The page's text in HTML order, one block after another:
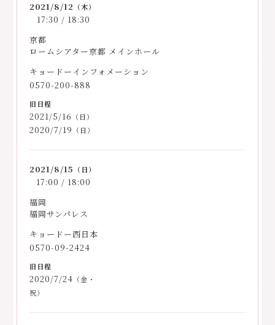
2021/8/12 （木）
17:30 / 18:30
京都
ロームシアター京都 メインホール
キョードーインフォメーション
0570-200-888
2021/5/16 （日）
2020/7/19 （日）
2021/8/15 （日）
17:00 / 18:00
福岡
福岡サンパレス
キョードー西日本
0570-09-2424
2020/7/24 （金・
祝）